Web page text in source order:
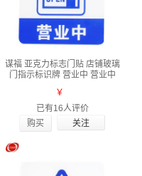
谋福 亚克力标志门贴 店铺玻璃
门指示标识牌 营业中 营业中
￥
已有16人评价
购买